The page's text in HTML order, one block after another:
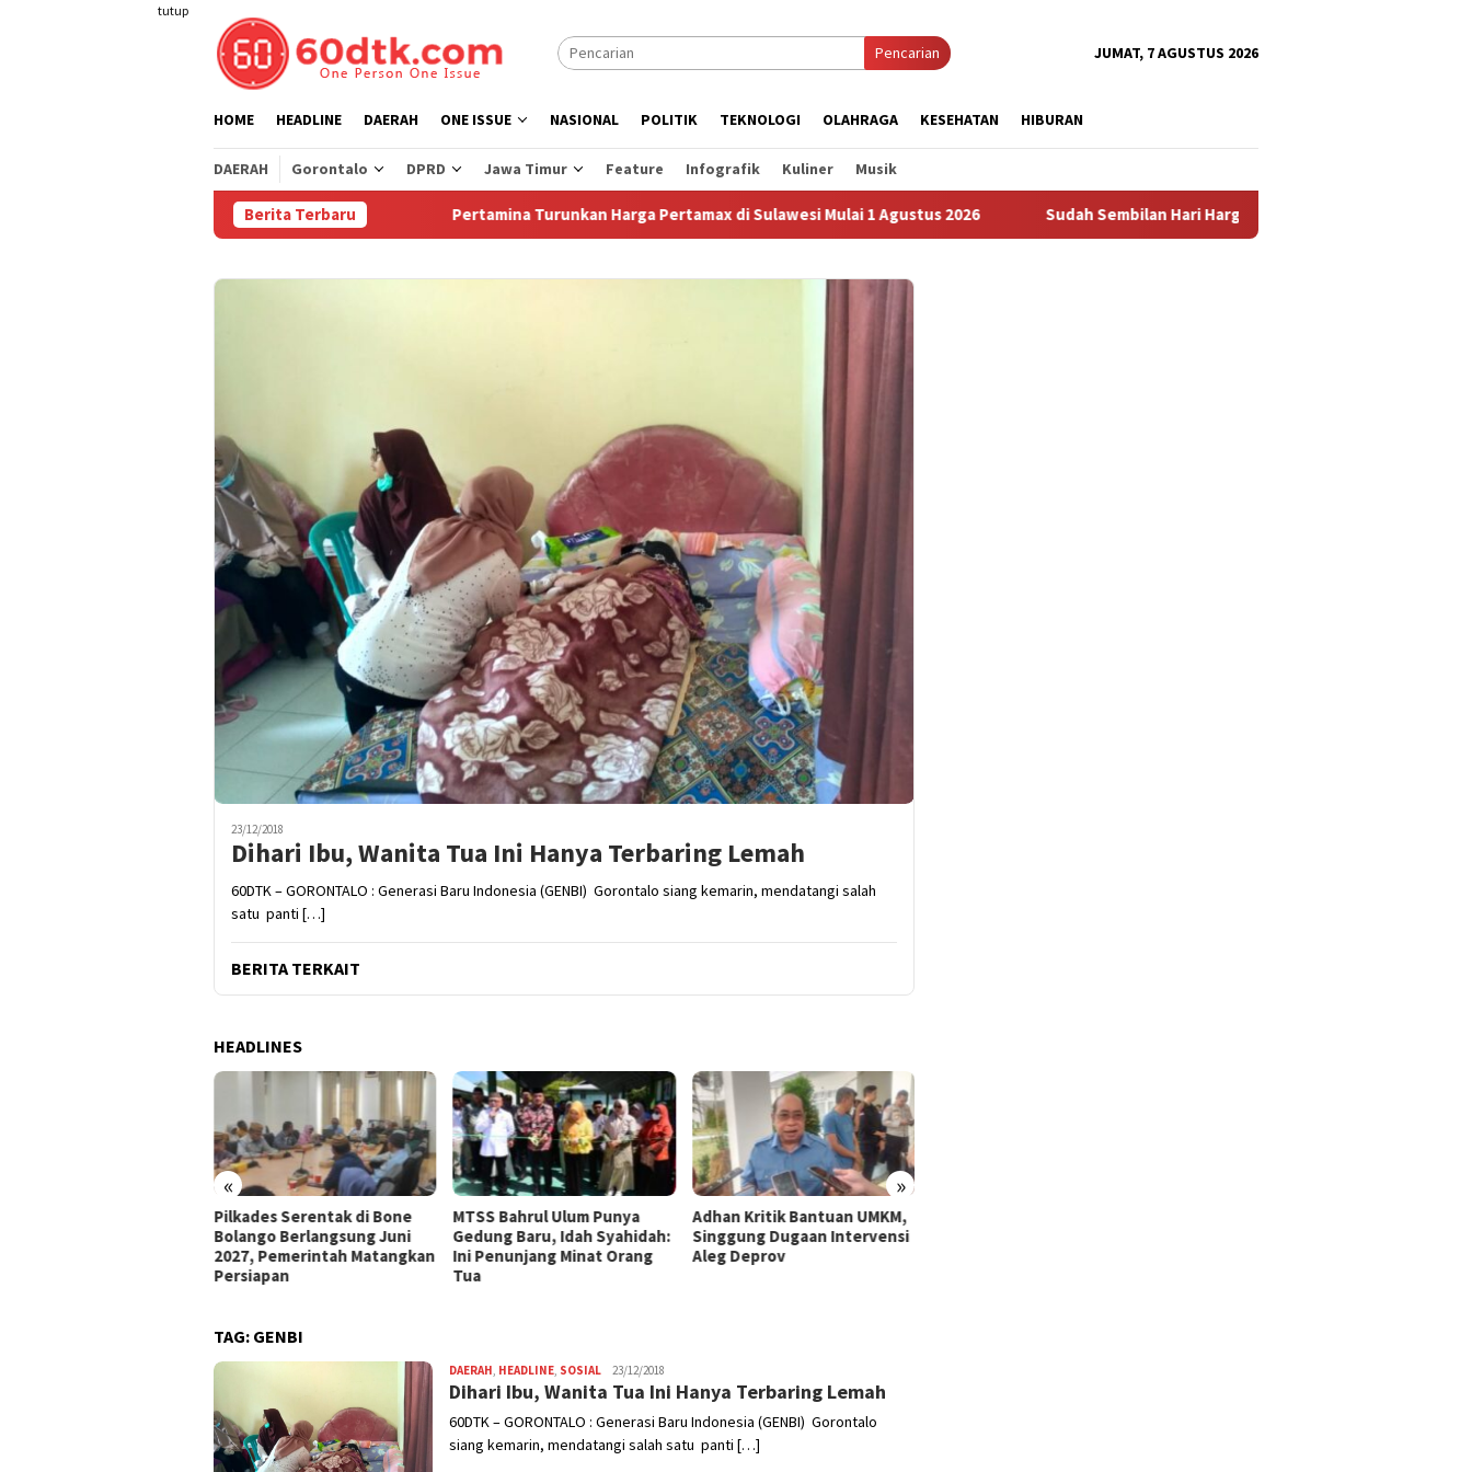
tutup
Pencarian JUMAT, 7 AGUSTUS 2026
HOME HEADLINE DAERAH ONE ISSUE NASIONAL POLITIK TEKNOLOGI OLAHRAGA KESEHATAN HIBURAN
DAERAH Gorontalo DPRD Jawa Timur Feature Infografik Kuliner Musik
Berita Terbaru Pertamina Turunkan Harga Pertamax di Sulawesi Mulai 1 Agustus 2026 Sudah Sembilan Hari Harga Beras Gorontalo Termahal di
23/12/2018
Dihari Ibu, Wanita Tua Ini Hanya Terbaring Lemah
60DTK – GORONTALO : Generasi Baru Indonesia (GENBI) Gorontalo siang kemarin, mendatangi salah
satu panti […]
BERITA TERKAIT
HEADLINES
« »
Pilkades Serentak di Bone
Bolango Berlangsung Juni
2027, Pemerintah Matangkan
Persiapan
MTSS Bahrul Ulum Punya
Gedung Baru, Idah Syahidah:
Ini Penunjang Minat Orang
Tua
Adhan Kritik Bantuan UMKM,
Singgung Dugaan Intervensi
Aleg Deprov
TAG: GENBI
DAERAH, HEADLINE, SOSIAL Admin
23/12/2018
Dihari Ibu, Wanita Tua Ini Hanya Terbaring Lemah
60DTK – GORONTALO : Generasi Baru Indonesia (GENBI) Gorontalo
siang kemarin, mendatangi salah satu panti […]